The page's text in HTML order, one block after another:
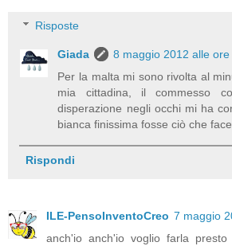
Risposte
Giada
8 maggio 2012 alle ore
Per la malta mi sono rivolta al
mia cittadina, il commesso
disperazione negli occhi mi ha
bianca finissima fosse ciò che
Rispondi
ILE-PensoInventoCreo 7 maggio
anch'io anch'io voglio farla